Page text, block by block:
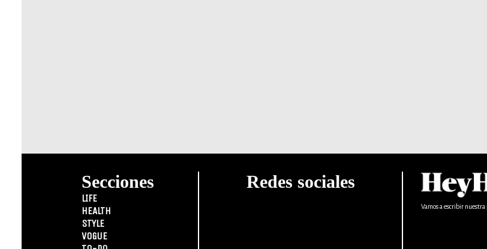
Secciones
LIFE
HEALTH
STYLE
VOGUE
Redes sociales
Vamos a escribir